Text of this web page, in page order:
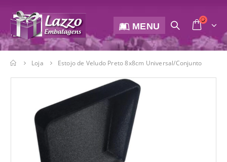
MENU
Loja Estojo de Veludo Preto 8x8cm Universal/Conjunto